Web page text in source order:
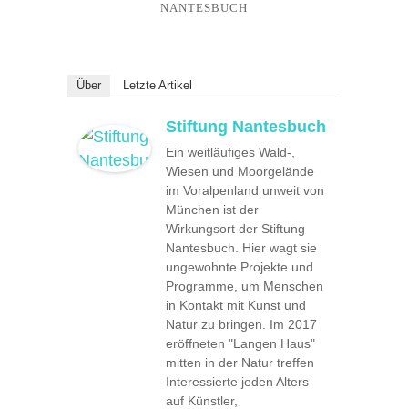
NANTESBUCH
Über Letzte Artikel
Stiftung Nantesbuch
Ein weitläufiges Wald-,
Wiesen und Moorgelände
im Voralpenland unweit von
München ist der
Wirkungsort der Stiftung
Nantesbuch. Hier wagt sie
ungewohnte Projekte und
Programme, um Menschen
in Kontakt mit Kunst und
Natur zu bringen. Im 2017
eröffneten "Langen Haus"
mitten in der Natur treffen
Interessierte jeden Alters
auf Künstler,